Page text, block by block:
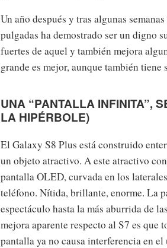
Un año después y tras algunas
pulgadas ha demostrado ser un digno
fuertes de aquel y también mejora
grande es mejor, aunque también
UNA “PANTALLA INFINITA”,
LA HIPÉRBOLE)
El Galaxy S8 Plus está construido
un objeto atractivo. A este atractivo
pantalla OLED, curvada en los
teléfono. Nítida, brillante, enorme. La
espectáculo hasta la más aburrida de
mejora aparente respecto al S7 es
pantalla ya no causa interferencia en